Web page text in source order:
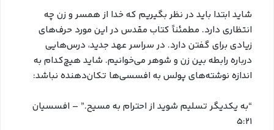
شاید ابتدا باید در نظر بگیریم که خدا از همسر و زن چه
انتظاری دارد. مطمئناً کتاب مقدس در این مورد حرف‌های
زیادی برای گفتن دارد. در سراسر عهد جدید، درس‌هایی
درباره رابطه بین زن و شوهر می‌خوانیم. شاید هیچ‌کدام به
اندازه نوشته‌های پولس به افسسی‌ها تکان‌دهنده نباشد:
“به یکدیگر تسلیم شوید از احترام به مسیح.” – افسسیان
۵:۲۱